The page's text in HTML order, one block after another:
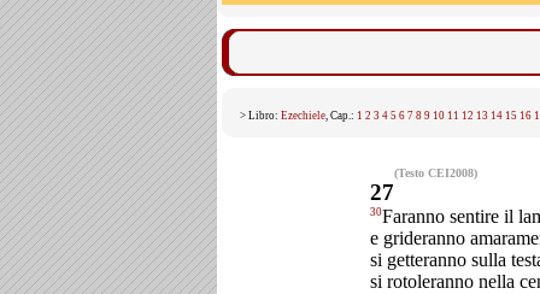
> Libro: Ezechiele, Cap.: 1 2 3 4 5 6 7 8 9 10 11 12 13 14 15 16
(Testo CEI2008)
27
30Faranno sentire il
e grideranno
si getteranno sulla
si rotoleranno nella